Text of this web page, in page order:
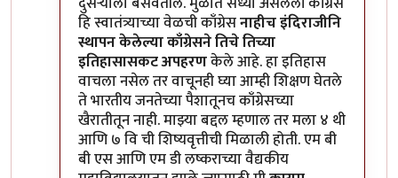
हि स्वातंत्र्याच्या वेळची काँग्रेसनाहीचइंदिराजीनि
स्थापन केलेल्या काँग्रेसने तिचे तिच्या
इतिहासासकट अपहरणकेले आहे. हा इतिहास
वाचला नसेल तर वाचूनही घ्या आम्ही शिक्षण घेतले
ते भारतीय जनतेच्या पैशातूनच काँग्रेसच्या
खैरातीतून नाही. माझ्या बद्दल म्हणाल तर मला ४ थी
आणि ७ वि ची शिष्यवृत्तीची मिळाली होती. एम बी
बी एस आणि एम डी लष्कराच्या वैद्यकीय